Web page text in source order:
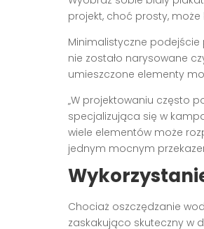
projekt, choć prosty,
Minimalistyczne
nie zostało narysowane
umieszczone elementy
„W projektowaniu często
specjalizująca się w
wiele elementów może
jednym mocnym
Chociaż oszczędzanie
zaskakująco skuteczny w